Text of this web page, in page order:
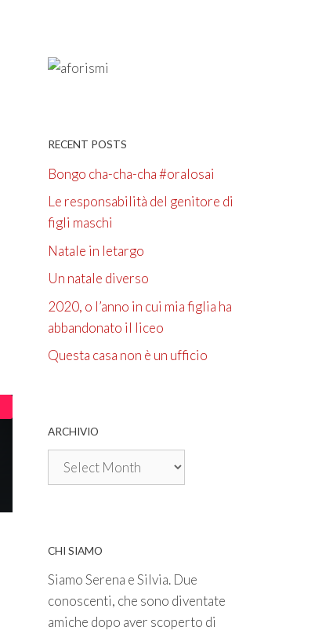
RECENT POSTS
Bongo cha-cha-cha #oralosai
Le responsabilità del genitore di
figli maschi
Natale in letargo
Un natale diverso
2020, o l’anno in cui mia figlia ha
abbandonato il liceo
Questa casa non è un ufficio
ARCHIVIO
Archivio
CHI SIAMO
Siamo Serena e Silvia. Due
conoscenti, che sono diventate
amiche dopo aver scoperto di